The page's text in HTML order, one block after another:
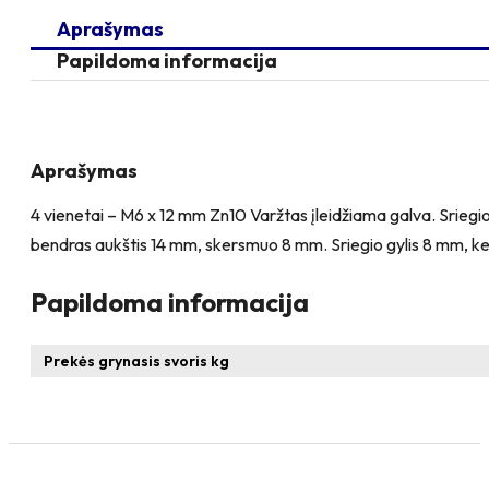
12
Zn
+
4
vienetai
–
NTM6
12
Zn
formos
Aprašymas
Papildoma informacija
Aprašymas
4 vienetai – M6 x 12 mm Zn10 Varžtas įleidžiama galva.
bendras aukštis 14 mm, skersmuo 8 mm. Sriegio gylis 8 mm,
Papildoma informacija
Prekės grynasis svoris kg